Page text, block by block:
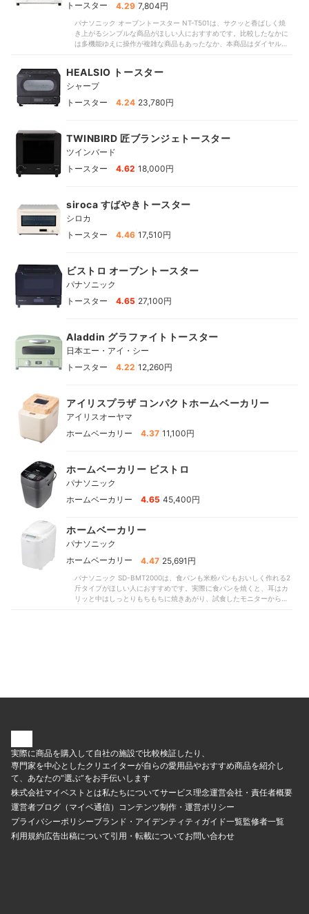
してみてください。
トースター
4.29 7,804円
パナソニック オーブントースター NT-T501は、サクッと香ばしく焼
き上がるシンプルな商品がほしい人におすすめです。比較したなかに
は多機能ゆえに操作が複雑な商品もあったなか、本商品はダイヤルで
りは、サクサクと香ばしい仕上がりに。試食した専門家は「ほどよい
甘みを感じる」とおいしさを評価しつつも、上位に多かった2万円前後
たトーストよりも、こんがりサクサクとした食感を楽しみたい人にに
くとかなり色が濃くなってしまったため、焼き時間をうまく調節しな
加熱してくださいね。シンプルな構造のため、お手入れも楽ちんで
す。庫内は広々としており、ヒーター同士も離れているためスムーズ
外せます。手軽に掃除できて、清潔を保ちやすいですよ。価格は、執
筆時点で税込11,000円（公式サイト参照）。トースターとしては高価
な部類ですが、2万円を超える高級トースターのほうが仕上がりは上で
した。メーカーも「シンプルで優しいデザイン」を推していて、誰で
も使える操作性を求めたい人向けといえます。おいしさを重視するな
HEALSIO トースター
シャープ
トースター
4.24 23,780円
TWINBIRD 匠ブランジェトースター
ツインバード
トースター
4.62 18,000円
siroca すばやきトースター
シロカ
トースター
4.46 17,510円
ビストロ オーブントースター
パナソニック
トースター
4.65 27,100円
Aladdin グラファイトトースター
日本エー・アイ・シー
トースター
4.22 12,260円
アイリスプラザ コンパクトホームベーカリー
アイリスオーヤマ
ホームベーカリー
4.37 11,100円
ホームベーカリー ビストロ
パナソニック
ホームベーカリー
4.65 45,400円
ホームベーカリー
パナソニック
ホームベーカリー
4.47 25,691円
パナソニック SD-BMT2000は、食パンも米粉パンもおいしく作れる2
斤タイプがほしい人におすすめです。実際に食パンを焼くと、耳はカ
リッと中はしっとりもちもちに焼きあがり、試食したモニターからも
点。慣れるまでは、説明書を見ながら操作する必要があります。使用
中はガタガタと振動するうえ稼動音も最大49.2dBと大きく、夜間の使
用には注意が必要です。「本体が大きい」との口コミどおり、2斤と大
容量なぶんサイズは約幅25.6×奥行38.9cmと比較したなかでは大き
め。スペースを取るので、購入前に設置場所をチェックしておきまし
ょう。メニューが豊富でおいしいパンを焼けるのは魅力ですが、細か
い。＜おすすめな人＞食パンも米粉パンもおいしく作りたい人1.5斤・
2斤サイズの食パンを作りたい人さまざまなアレンジパン作りを楽しみ
実際に商品を購入して自社の施設で比較検証したり、
専門家を中心としたクリエイターが自らの愛用品やおすすめ商品を紹介し
て、あなたの“選ぶ”をお手伝いします
株式会社マイベストとは私たちについてサービス理念運営会社・責任者概要
運営者ブログ（マイベ通信） コンテンツ制作・運営ポリシー
プライバシーポリシーブランド・アイデンティティ ガイド一覧監修者一覧
利用規約広告出稿について引用・転載についてお問い合わせ